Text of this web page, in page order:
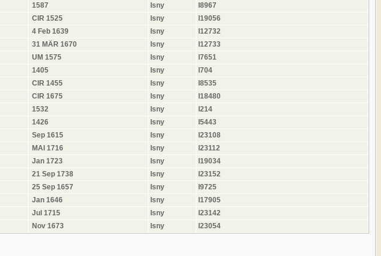
1587 Isny
I8967
CIR 1525 Isny
I19056
4 Feb 1639 Isny
I12732
31 MÄR 1670 Isny
I12733
UM 1575 Isny
I7651
1405 Isny
I704
CIR 1455 Isny
I8535
CIR 1675 Isny
I18480
1532 Isny
I214
1426 Isny
I5443
Sep 1615 Isny
I23108
MAI 1716 Isny
I23112
Jan 1723 Isny
I19034
21 Sep 1738 Isny
I23152
25 Sep 1657 Isny
I9725
Jan 1646 Isny
I17905
Jul 1715 Isny
I23142
Nov 1673 Isny I23054